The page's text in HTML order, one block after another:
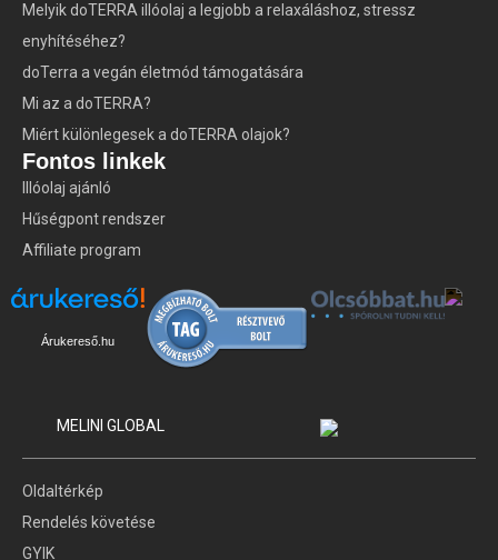
Melyik doTERRA illóolaj a legjobb a relaxáláshoz, stressz
enyhítéséhez?
doTerra a vegán életmód támogatására
Mi az a doTERRA?
Miért különlegesek a doTERRA olajok?
Fontos linkek
Illóolaj ajánló
Hűségpont rendszer
Affiliate program
Árukereső.hu
MELINI GLOBAL
GYIK
Rendelés követése
Oldaltérkép